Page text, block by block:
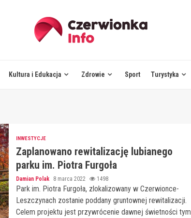
Kultura i Edukacja Zdrowie Sport Turystyka
INWESTYCJE
Zaplanowano rewitalizację lubianego
parku im. Piotra Furgoła
Damian Polak 8 marca 2022 1498
Park im. Piotra Furgoła, zlokalizowany w Czerwionce-
Leszczynach zostanie poddany gruntownej rewitalizacji.
Celem projektu jest przywrócenie dawnej świetności tym